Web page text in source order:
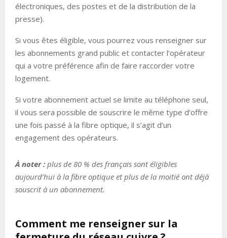
électroniques, des postes et de la distribution de la
presse).
Si vous êtes éligible, vous pourrez vous renseigner sur
les abonnements grand public et contacter l’opérateur
qui a votre préférence afin de faire raccorder votre
logement.
Si votre abonnement actuel se limite au téléphone seul,
il vous sera possible de souscrire le même type d’offre
une fois passé à la fibre optique, il s’agit d’un
engagement des opérateurs.
À noter : plus de 80 % des français sont éligibles
aujourd’hui à la fibre optique et plus de la moitié ont déjà
souscrit à un abonnement.
Comment me renseigner sur la